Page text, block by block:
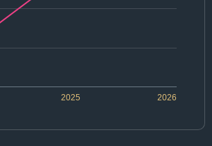
2026
2025